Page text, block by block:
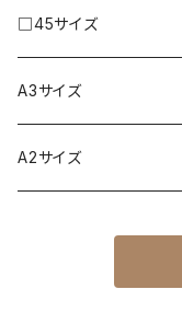
□45サイズ
A3サイズ
A2サイズ